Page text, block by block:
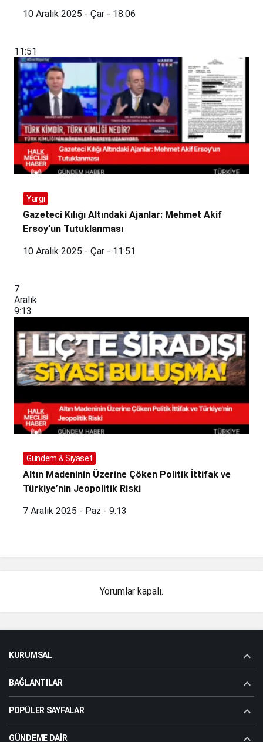
10 Aralık 2025 - Çar - 18:06
11:51
Yargı
Gazeteci Kılığı Altındaki Ajanlar: Mehmet Akif
Ersoy’un Tutuklanması
10 Aralık 2025 - Çar - 11:51
7
Aralık
9:13
Gündem & Siyaset
Altın Madeninin Üzerine Çöken Politik İttifak ve
Türkiye’nin Jeopolitik Riski
7 Aralık 2025 - Paz - 9:13
Yorumlar kapalı.
KURUMSAL
BAĞLANTILAR
POPÜLER SAYFALAR
GÜNDEME DAIR